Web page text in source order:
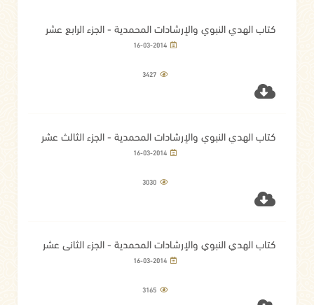
كتاب الهدي النبوي والإرشادات المحمدية - الجزء الرابع عشر
16-03-2014
3427
كتاب الهدي النبوي والإرشادات المحمدية - الجزء الثالث عشر
16-03-2014
3030
كتاب الهدي النبوي والإرشادات المحمدية - الجزء الثاني عشر
16-03-2014
3165